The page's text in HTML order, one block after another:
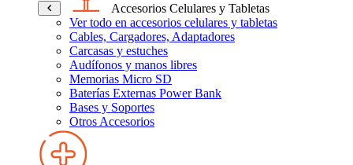
Accesorios Celulares y Tabletas
Ver todo en accesorios celulares y tabletas
Cables, Cargadores, Adaptadores
Carcasas y estuches
Audífonos y manos libres
Memorias Micro SD
Baterías Externas Power Bank
Bases y Soportes
Otros Accesorios